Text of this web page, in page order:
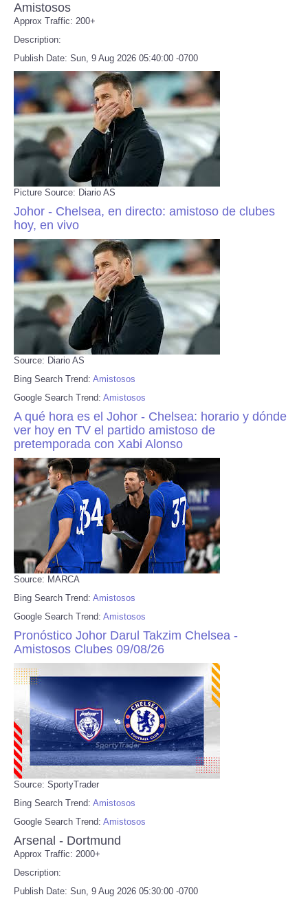
Amistosos
Approx Traffic: 200+
Description:
Publish Date: Sun, 9 Aug 2026 05:40:00 -0700
Picture Source: Diario AS
Johor - Chelsea, en directo: amistoso de clubes
hoy, en vivo
Source: Diario AS
Bing Search Trend: Amistosos
Google Search Trend: Amistosos
A qué hora es el Johor - Chelsea: horario y dónde
ver hoy en TV el partido amistoso de
pretemporada con Xabi Alonso
Source: MARCA
Bing Search Trend: Amistosos
Google Search Trend: Amistosos
Pronóstico Johor Darul Takzim Chelsea -
Amistosos Clubes 09/08/26
Source: SportyTrader
Bing Search Trend: Amistosos
Google Search Trend: Amistosos
Arsenal - Dortmund
Approx Traffic: 2000+
Description:
Publish Date: Sun, 9 Aug 2026 05:30:00 -0700